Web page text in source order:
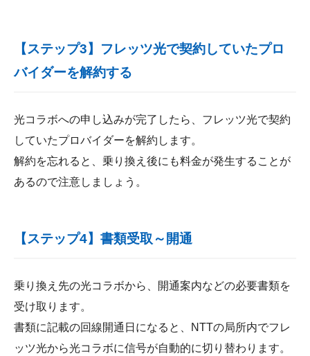
【ステップ3】フレッツ光で契約していたプロ
バイダーを解約する
光コラボへの申し込みが完了したら、フレッツ光で契約
していたプロバイダーを解約します。
解約を忘れると、乗り換え後にも料金が発生することが
あるので注意しましょう。
【ステップ4】書類受取～開通
乗り換え先の光コラボから、開通案内などの必要書類を
受け取ります。
書類に記載の回線開通日になると、NTTの局所内でフレ
ッツ光から光コラボに信号が自動的に切り替わります。